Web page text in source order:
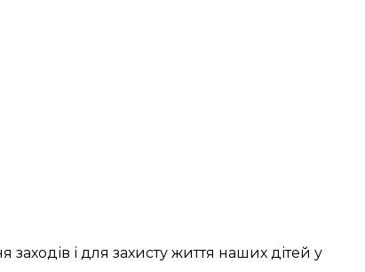
і для захисту життя наших дітей у